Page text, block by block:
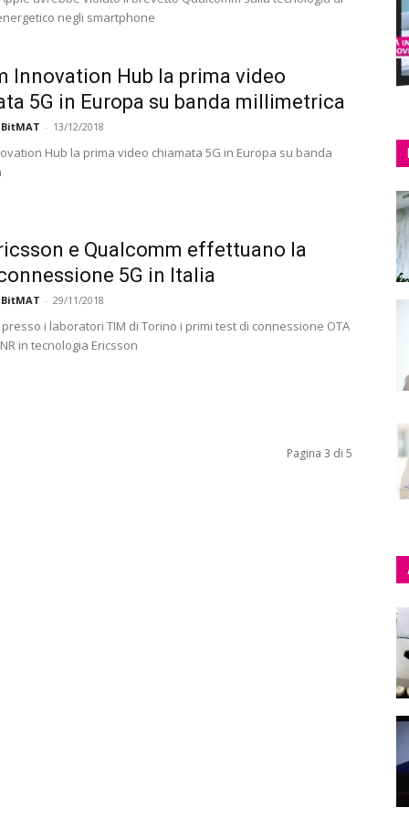
negli smartphone
Innovation Hub la prima video
5G in Europa su banda millimetrica
- 13/12/2018
Hub la prima video chiamata 5G in Europa su banda
e Qualcomm effettuano la
5G in Italia
- 29/11/2018
i laboratori TIM di Torino i primi test di connessione OTA
in tecnologia Ericsson
Pagina 3 di 5